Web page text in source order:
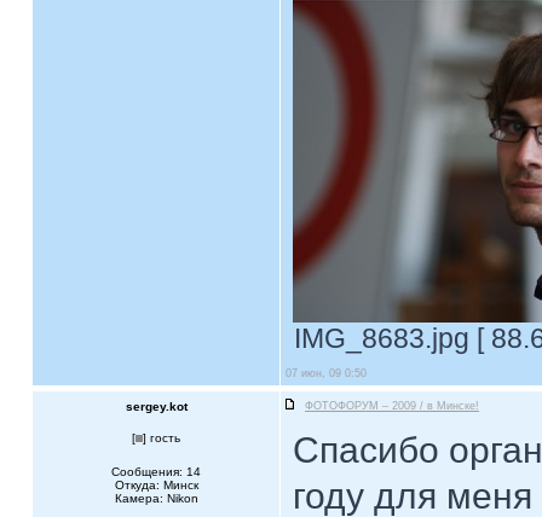
IMG_8683.jpg [
07 июн, 09 0:50
sergey.kot ФОТОФОРУМ – 2009 / в Минске!
[ ] гость
Сообщения: 14
Откуда: Минск
Камера: Nikon
Спасибо
году для